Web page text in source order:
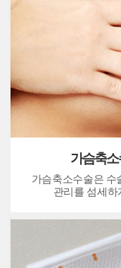
가슴축
가슴축소수술은 수
관리를 섬세